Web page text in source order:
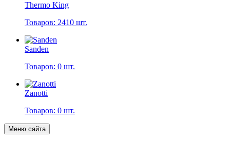
Thermo King
Товаров: 2410 шт.
Sanden
Товаров: 0 шт.
Zanotti
Товаров: 0 шт.
Меню сайта